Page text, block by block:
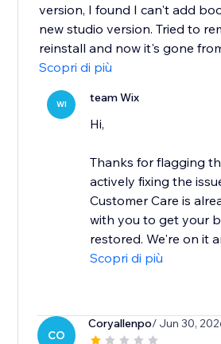
version, I found I can't add
new studio version. Tried to
reinstall and now it's gone
Scopri di più
WI team Wix
Hi,
Thanks for flagging
actively fixing the
Customer Care is
with you to get your
restored. We're on it
Scopri di più
CO
Coryallenpo/ Jun 30,